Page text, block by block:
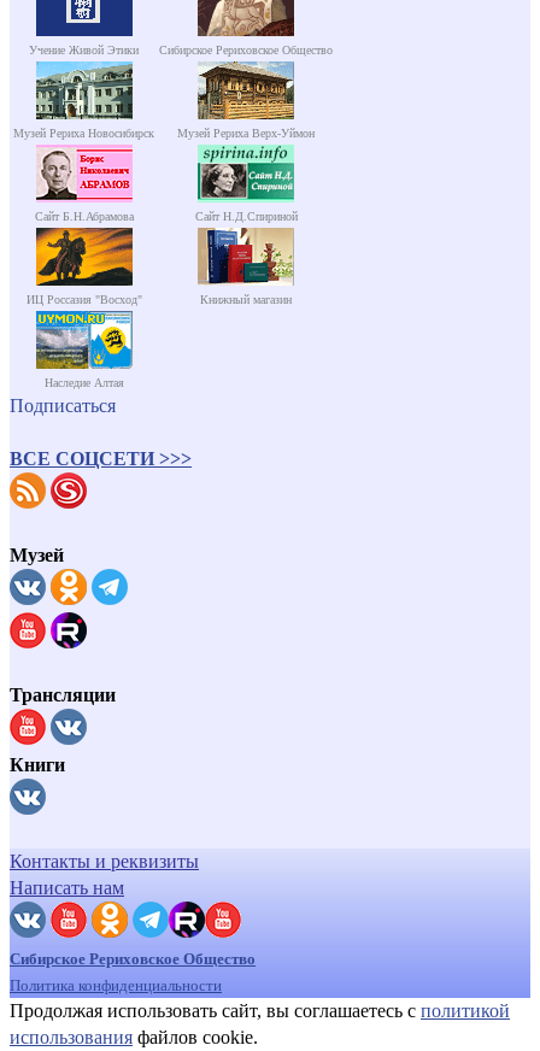
Учение Живой Этики Сибирское Рериховское Общество
Музей Рериха Новосибирск Музей Рериха Верх-Уймон
Сайт Б.Н.Абрамова Сайт Н.Д.Спириной
ИЦ Россазия "Восход" Книжный магазин
Наследие Алтая
Подписаться
ВСЕ СОЦСЕТИ >>>
Музей
Трансляции
Книги
Контакты и реквизиты
Написать нам
Сибирское Рериховское Общество
Политика конфиденциальности
Продолжая использовать сайт, вы соглашаетесь с политикой
использования файлов cookie.